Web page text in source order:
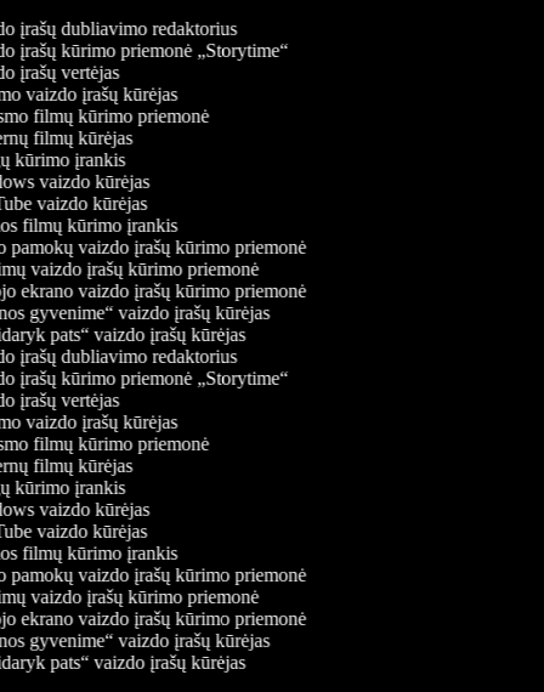
įrašų dubliavimo redaktorius
įrašų kūrimo priemonė „Storytime“
įrašų vertėjas
vaizdo įrašų kūrėjas
filmų kūrimo priemonė
filmų kūrėjas
kūrimo įrankis
vaizdo kūrėjas
vaizdo kūrėjas
filmų kūrimo įrankis
vaizdo įrašų kūrimo priemonė
vaizdo įrašų kūrimo priemonė
ekrano vaizdo įrašų kūrimo priemonė
gyvenime“ vaizdo įrašų kūrėjas
pats“ vaizdo įrašų kūrėjas
įrašų dubliavimo redaktorius
įrašų kūrimo priemonė „Storytime“
įrašų vertėjas
vaizdo įrašų kūrėjas
filmų kūrimo priemonė
filmų kūrėjas
kūrimo įrankis
vaizdo kūrėjas
vaizdo kūrėjas
filmų kūrimo įrankis
vaizdo įrašų kūrimo priemonė
vaizdo įrašų kūrimo priemonė
ekrano vaizdo įrašų kūrimo priemonė
gyvenime“ vaizdo įrašų kūrėjas
pats“ vaizdo įrašų kūrėjas